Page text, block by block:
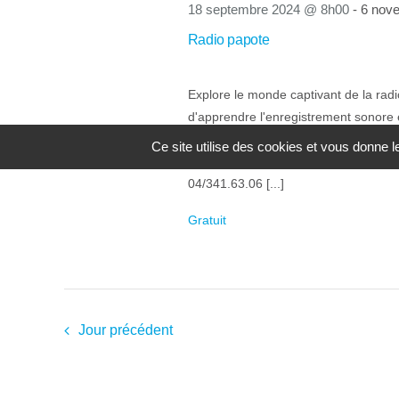
Radio papote
18 septembre 2024 @ 8h00- 6
Explore le monde captivant de la
d'apprendre l'enregistrement
! Nous créons ensemble des
avec créativité. Public cible : dès
04/341.63.06 [...]
Gratuit
Jour précédent
Ce site utilise des cookies et vous donne